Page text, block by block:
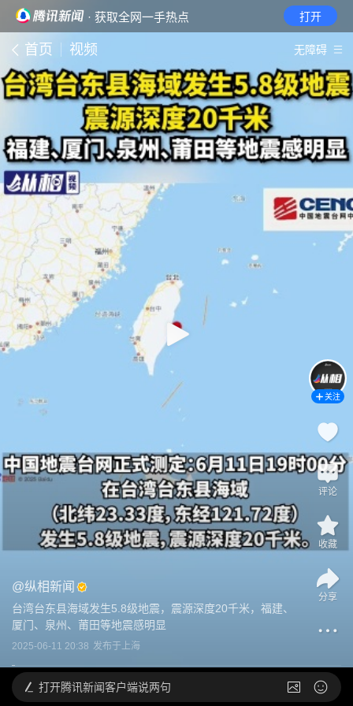
· 获取全网一手热点 打开
首页 视频 无障碍
@纵相新闻
台湾台东县海域发生5.8级地震，震源深度20千米，福建、
厦门、泉州、莆田等地震感明显
2025-06-11 20:38 发布于上海
关注
评论
收藏
分享
打开腾讯新闻客户端说两句